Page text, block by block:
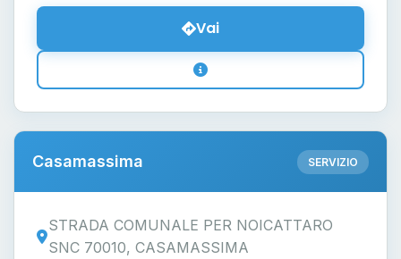
Vai
Casamassima SERVIZIO
STRADA COMUNALE PER NOICATTARO
SNC 70010, CASAMASSIMA